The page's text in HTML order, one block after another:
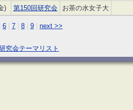
)
第150回研究会 お茶の水女子大
6 7 8 9 next >>
究会テーマリスト